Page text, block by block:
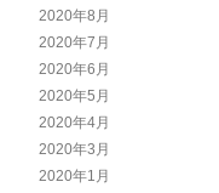
2020年8月
2020年7月
2020年6月
2020年5月
2020年4月
2020年3月
2020年1月